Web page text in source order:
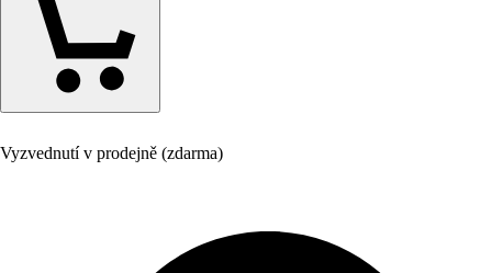
Vyzvednutí v prodejně (zdarma)